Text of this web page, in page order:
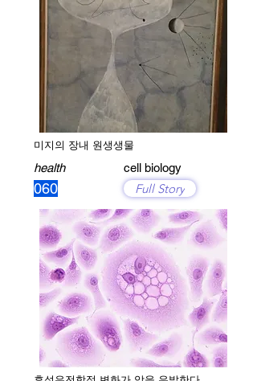
미지의 장내 원생생물
health
060
cell biology
Full Story